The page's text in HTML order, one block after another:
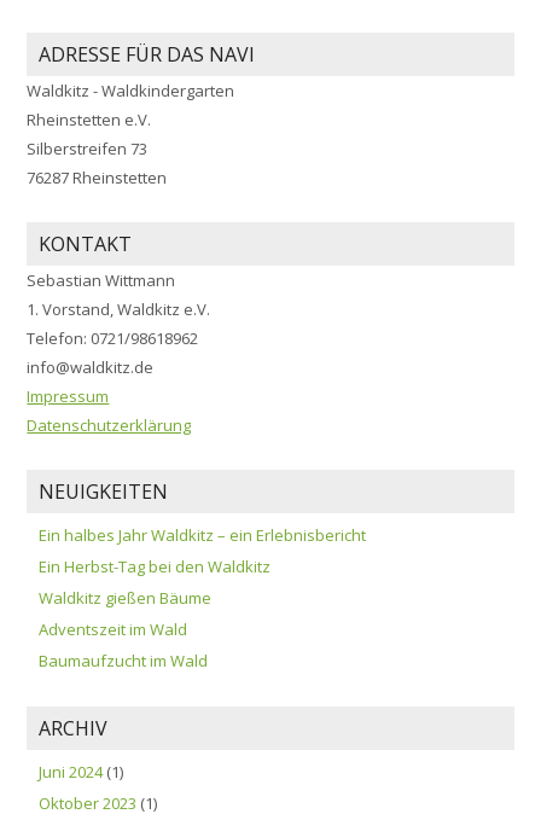
ADRESSE FÜR DAS NAVI
Waldkitz - Waldkindergarten
Rheinstetten e.V.
Silberstreifen 73
76287 Rheinstetten
KONTAKT
Sebastian Wittmann
1. Vorstand, Waldkitz e.V.
Telefon: 0721/98618962
info@waldkitz.de
Impressum
Datenschutzerklärung
NEUIGKEITEN
Ein halbes Jahr Waldkitz – ein Erlebnisbericht
Ein Herbst-Tag bei den Waldkitz
Waldkitz gießen Bäume
Adventszeit im Wald
Baumaufzucht im Wald
ARCHIV
Juni 2024(1)
Oktober 2023 (1)